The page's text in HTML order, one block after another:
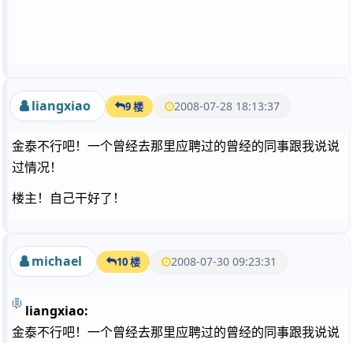
liangxiao 9 楼 2008-07-28 18:13:37
金泰不行吧！一个曾经去那里应聘过的曾经的同事跟我说说
过情况！
楼主！自己干好了！
michael 10 楼 2008-07-30 09:23:31
liangxiao:
金泰不行吧！一个曾经去那里应聘过的曾经的同事跟我说说